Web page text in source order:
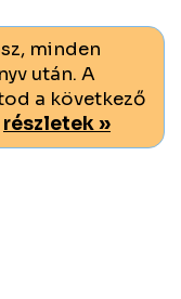
minden
után. A
a következő
részletek »